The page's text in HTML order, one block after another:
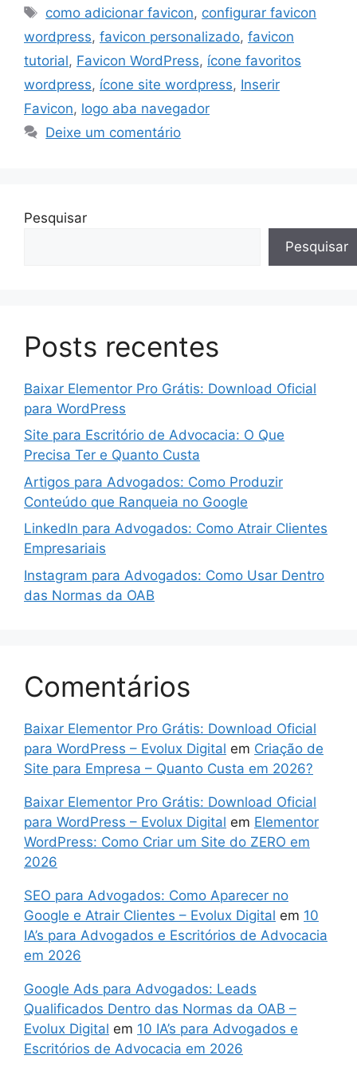
Tags
como adicionar favicon, configurar favicon
wordpress, favicon personalizado, favicon
tutorial, Favicon WordPress, ícone favoritos
wordpress, ícone site wordpress, Inserir
Favicon, logo aba navegador
Deixe um comentário
Pesquisar
Pesquisar
Posts recentes
Baixar Elementor Pro Grátis: Download Oficial
para WordPress
Site para Escritório de Advocacia: O Que
Precisa Ter e Quanto Custa
Artigos para Advogados: Como Produzir
Conteúdo que Ranqueia no Google
LinkedIn para Advogados: Como Atrair Clientes
Empresariais
Instagram para Advogados: Como Usar Dentro
das Normas da OAB
Comentários
Baixar Elementor Pro Grátis: Download Oficial
para WordPress – Evolux Digital em Criação de
Site para Empresa – Quanto Custa em 2026?
Baixar Elementor Pro Grátis: Download Oficial
para WordPress – Evolux Digital em Elementor
WordPress: Como Criar um Site do ZERO em
2026
SEO para Advogados: Como Aparecer no
Google e Atrair Clientes – Evolux Digital em 10
IA’s para Advogados e Escritórios de Advocacia
em 2026
Google Ads para Advogados: Leads
Qualificados Dentro das Normas da OAB –
Evolux Digital em 10 IA’s para Advogados e
Escritórios de Advocacia em 2026